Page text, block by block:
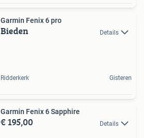
Garmin Fenix 6 pro
Bieden Details
Ridderkerk Gisteren
Garmin Fenix 6 Sapphire
€ 195,00 Details